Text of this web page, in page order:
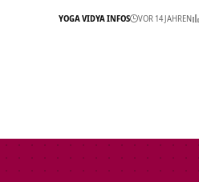
YOGA VIDYA INFOS VOR 14 JAHREN